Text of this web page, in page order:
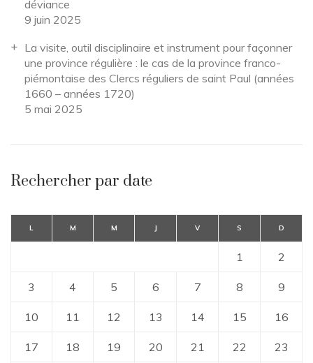
déviance
9 juin 2025
La visite, outil disciplinaire et instrument pour façonner
une province régulière : le cas de la province franco-
piémontaise des Clercs réguliers de saint Paul (années
1660 – années 1720)
5 mai 2025
Rechercher par date
L M M J V S D
1 2
3 4 5 6 7 8 9
10 11 12 13 14 15 16
17 18 19 20 21 22 23